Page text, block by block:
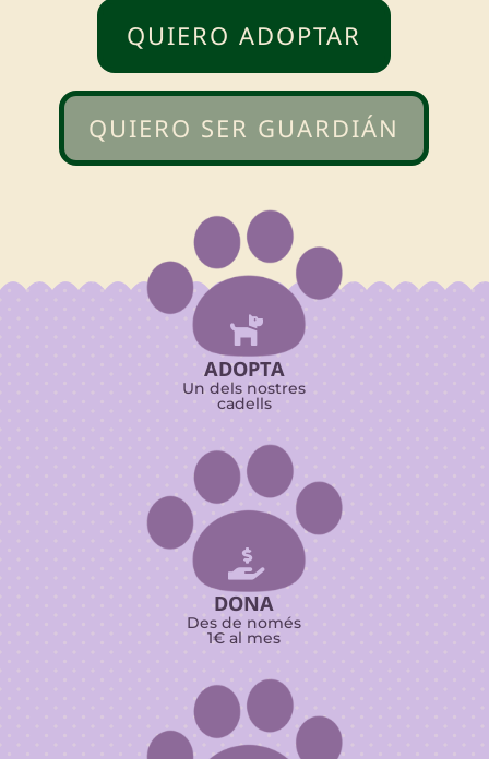
QUIERO ADOPTAR
QUIERO SER GUARDIÁN

ADOPTA
Un dels nostres
cadells

DONA
Des de només
1€ al mes